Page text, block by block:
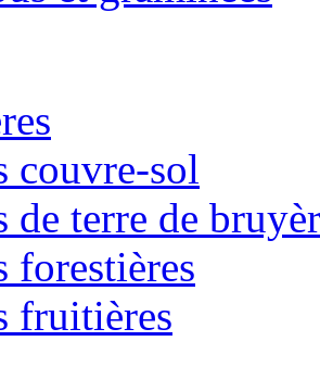
couvre-sol
de terre de
forestières
fruitières